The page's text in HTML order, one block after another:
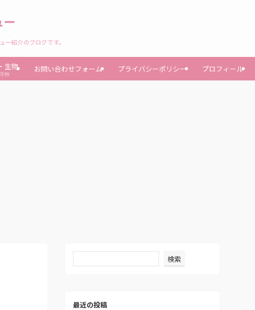
紹介のブログです。
生物
物
お問い合わせフォーム プライバシーポリシー プロフィール
検索
最近の投稿